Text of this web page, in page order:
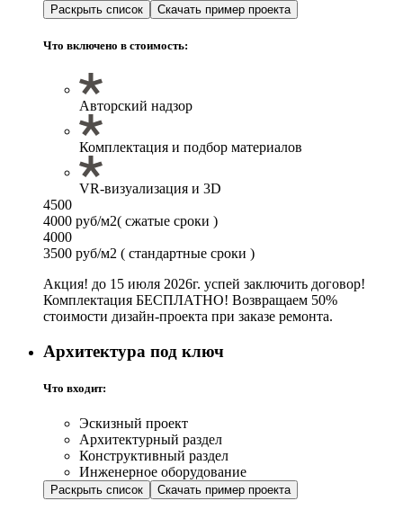
Раскрыть список Скачать пример проекта
Что включено в стоимость:
Авторский надзор
Комплектация и подбор материалов
VR-визуализация и 3D
4500
4000 руб/м2( сжатые сроки )
4000
3500 руб/м2 ( стандартные сроки )
Акция! до 15 июля 2026г. успей заключить договор!
Комплектация БЕСПЛАТНО! Возвращаем 50%
стоимости дизайн-проекта при заказе ремонта.
Архитектура под ключ
Что входит:
Эскизный проект
Архитектурный раздел
Конструктивный раздел
Инженерное оборудование
Раскрыть список Скачать пример проекта